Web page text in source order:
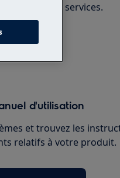
de nos services.
d'utilisation
et trouvez les
relatifs à votre produit.